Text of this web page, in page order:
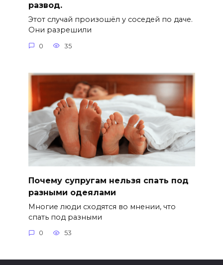
развод.
Этот случай произошёл у соседей по даче.
Они разрешили
0 35
Почему супругам нельзя спать под
разными одеялами
Многие люди сходятся во мнении, что
спать под разными
0 53